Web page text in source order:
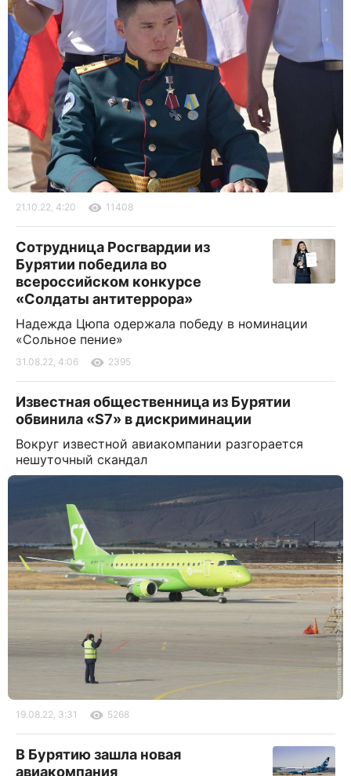
21.10.22, 4:20 11408
Сотрудница Росгвардии из
Бурятии победила во
всероссийском конкурсе
«Солдаты антитеррора»
Надежда Цюпа одержала победу в номинации
«Сольное пение»
31.08.22, 4:06 2395
Известная общественница из Бурятии
обвинила «S7» в дискриминации
Вокруг известной авиакомпании разгорается
нешуточный скандал
19.08.22, 3:31 5268
В Бурятию зашла новая
авиакомпания